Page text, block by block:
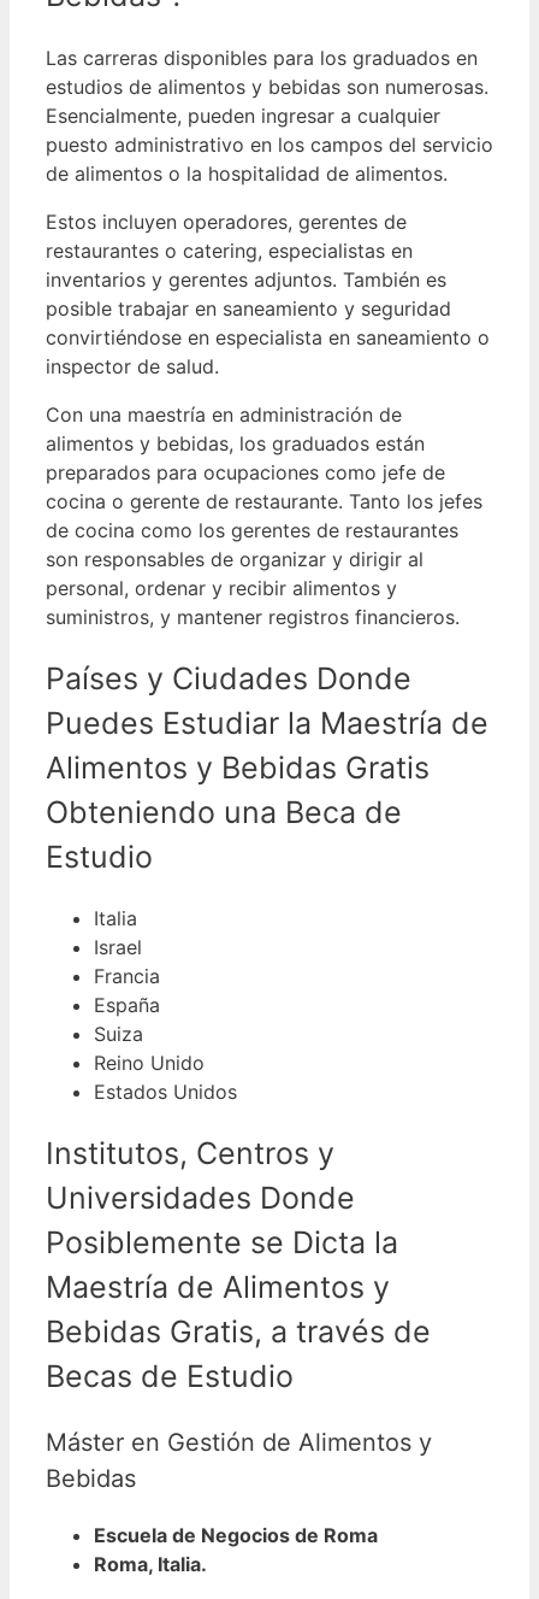
Las carreras disponibles para los graduados en
estudios de alimentos y bebidas son numerosas.
Esencialmente, pueden ingresar a cualquier
puesto administrativo en los campos del servicio
de alimentos o la hospitalidad de alimentos.
Estos incluyen operadores, gerentes de
restaurantes o catering, especialistas en
inventarios y gerentes adjuntos. También es
posible trabajar en saneamiento y seguridad
convirtiéndose en especialista en saneamiento o
inspector de salud.
Con una maestría en administración de
alimentos y bebidas, los graduados están
preparados para ocupaciones como jefe de
cocina o gerente de restaurante. Tanto los jefes
de cocina como los gerentes de restaurantes
son responsables de organizar y dirigir al
personal, ordenar y recibir alimentos y
suministros, y mantener registros financieros.
Países y Ciudades Donde
Puedes Estudiar la Maestría de
Alimentos y Bebidas Gratis
Obteniendo una Beca de
Estudio
Italia
Israel
Francia
España
Suiza
Reino Unido
Estados Unidos
Institutos, Centros y
Universidades Donde
Posiblemente se Dicta la
Maestría de Alimentos y
Bebidas Gratis, a través de
Becas de Estudio
Máster en Gestión de Alimentos y
Bebidas
Escuela de Negocios de Roma
Roma, Italia.